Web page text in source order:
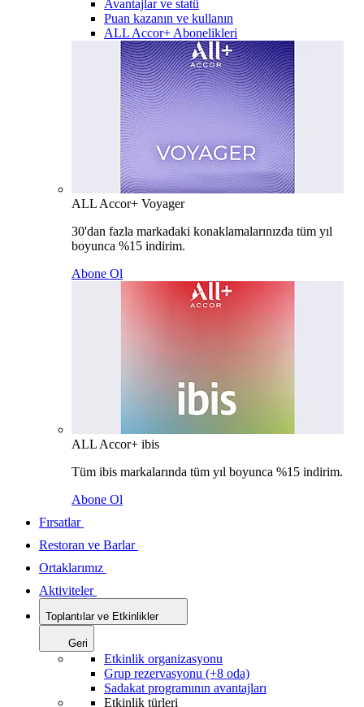
Avantajlar ve statü
Puan kazanın ve kullanın
ALL Accor+ Abonelikleri
ALL Accor+ Voyager
30'dan fazla markadaki konaklamalarınızda tüm yıl
boyunca %15 indirim.
Abone Ol
ALL Accor+ ibis
Tüm ibis markalarında tüm yıl boyunca %15 indirim.
Abone Ol
Fırsatlar
Restoran ve Barlar
Ortaklarımız
Aktiviteler
Toplantılar ve Etkinlikler
Geri
Etkinlik organizasyonu
Grup rezervasyonu (+8 oda)
Sadakat programının avantajları
Etkinlik türleri